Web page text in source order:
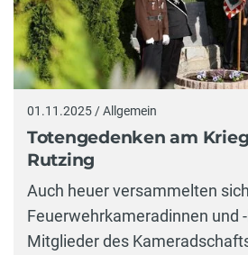
01.11.2025 / Allgemein
Totengedenken am
Rutzing
Auch heuer versammelten
Feuerwehrkameradinnen und
Mitglieder des